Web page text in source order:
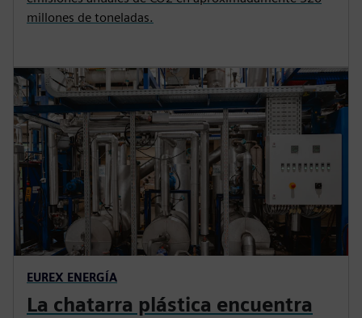
e
e
n
millones de toneladas.
EUREX ENERGÍA
La chatarra plástica encuentra